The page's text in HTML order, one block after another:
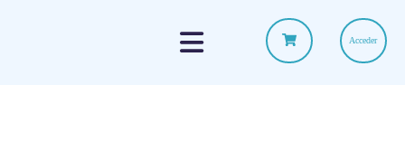
Acceder